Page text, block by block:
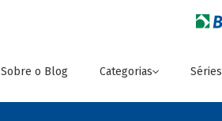
Sobre o Blog Categorias Séries